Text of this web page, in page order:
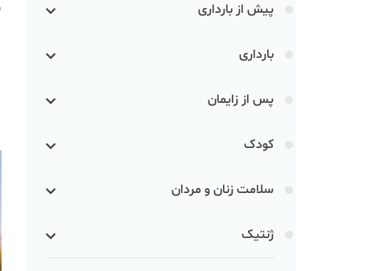
پیش از بارداری
بارداری
پس از زایمان
کودک
سلامت زنان و مردان
ژنتیک